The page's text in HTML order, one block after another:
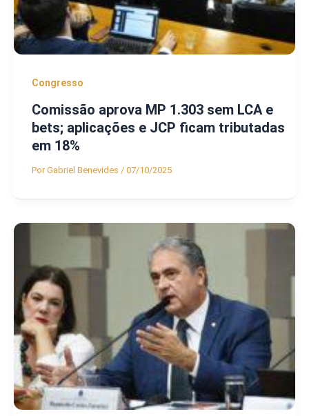
Congresso
Comissão aprova MP 1.303 sem LCA e
bets; aplicações e JCP ficam tributadas
em 18%
PorGabriel Benevides / 07/10/2025